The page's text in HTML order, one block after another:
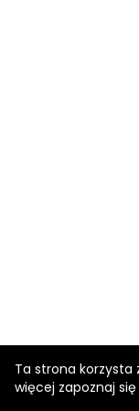
Ta strona korzysta
więcej zapoznaj się